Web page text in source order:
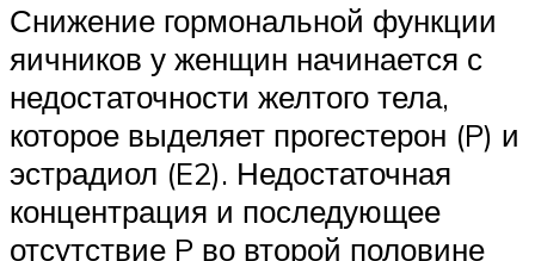
Снижение гормональной функции
яичников у женщин начинается с
недостаточности желтого тела,
которое выделяет прогестерон (P) и
эстрадиол (E2). Недостаточная
концентрация и последующее
отсутствие P во второй половине